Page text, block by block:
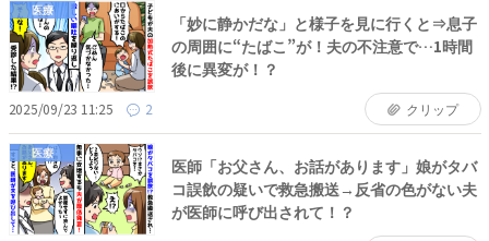
医療
「妙に静かだな」と様子を見に行くと⇒息子
の周囲に“たばこ”が！夫の不注意で…1時間
後に異変が！？
2025/09/23 11:25 2 クリップ
医療
医師「お父さん、お話があります」娘がタバ
コ誤飲の疑いで救急搬送→反省の色がない夫
が医師に呼び出されて！？